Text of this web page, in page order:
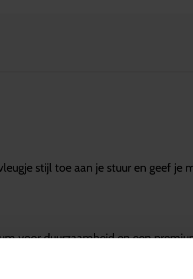
stijl toe aan je stuur en geef je
voor duurzaamheid en een